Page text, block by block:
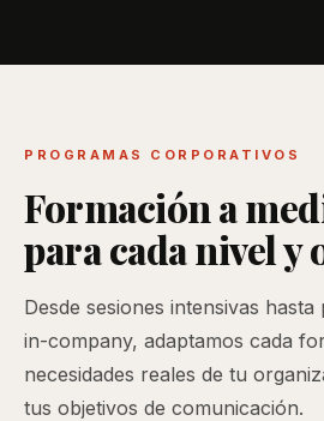
PROGRAMAS CORPORATIVOS
Formación a
para cada nivel y
Desde sesiones intensivas
in-company, adaptamos cada
necesidades reales de tu
tus objetivos de comunicación.